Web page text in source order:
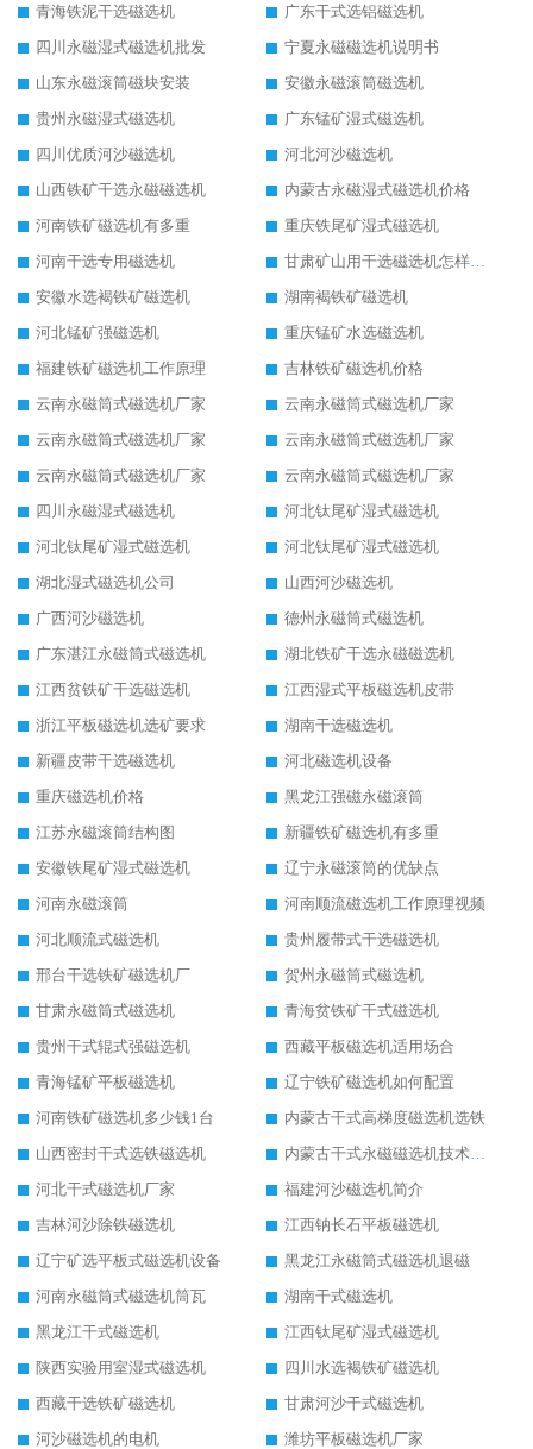
青海铁泥干选磁选机
广东干式选铝磁选机
四川永磁湿式磁选机批发
宁夏永磁磁选机说明书
山东永磁滚筒磁块安装
安徽永磁滚筒磁选机
贵州永磁湿式磁选机
广东锰矿湿式磁选机
四川优质河沙磁选机
河北河沙磁选机
山西铁矿干选永磁磁选机
内蒙古永磁湿式磁选机价格
河南铁矿磁选机有多重
重庆铁尾矿湿式磁选机
河南干选专用磁选机
安徽水选褐铁矿磁选机
湖南褐铁矿磁选机
河北锰矿强磁选机
重庆锰矿水选磁选机
福建铁矿磁选机工作原理
吉林铁矿磁选机价格
云南永磁筒式磁选机厂家
云南永磁筒式磁选机厂家
云南永磁筒式磁选机厂家
云南永磁筒式磁选机厂家
云南永磁筒式磁选机厂家
云南永磁筒式磁选机厂家
四川永磁湿式磁选机
河北钛尾矿湿式磁选机
河北钛尾矿湿式磁选机
河北钛尾矿湿式磁选机
湖北湿式磁选机公司
山西河沙磁选机
广西河沙磁选机
德州永磁筒式磁选机
广东湛江永磁筒式磁选机
湖北铁矿干选永磁磁选机
江西贫铁矿干选磁选机
江西湿式平板磁选机皮带
浙江平板磁选机选矿要求
湖南干选磁选机
新疆皮带干选磁选机
河北磁选机设备
重庆磁选机价格
黑龙江强磁永磁滚筒
江苏永磁滚筒结构图
新疆铁矿磁选机有多重
安徽铁尾矿湿式磁选机
辽宁永磁滚筒的优缺点
河南永磁滚筒
河南顺流磁选机工作原理视频
河北顺流式磁选机
贵州履带式干选磁选机
邢台干选铁矿磁选机厂
贺州永磁筒式磁选机
甘肃永磁筒式磁选机
青海贫铁矿干式磁选机
贵州干式辊式强磁选机
西藏平板磁选机适用场合
青海锰矿平板磁选机
辽宁铁矿磁选机如何配置
河南铁矿磁选机多少钱1台
内蒙古干式高梯度磁选机选铁
山西密封干式选铁磁选机
河北干式磁选机厂家
福建河沙磁选机简介
吉林河沙除铁磁选机
江西钠长石平板磁选机
辽宁矿选平板式磁选机设备
黑龙江永磁筒式磁选机退磁
河南永磁筒式磁选机筒瓦
湖南干式磁选机
黑龙江干式磁选机
江西钛尾矿湿式磁选机
陕西实验用室湿式磁选机
四川水选褐铁矿磁选机
西藏干选铁矿磁选机
甘肃河沙干式磁选机
河沙磁选机的电机
潍坊平板磁选机厂家